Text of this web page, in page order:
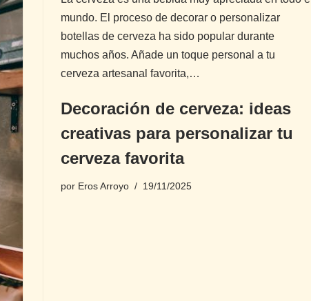
mundo. El proceso de decorar o personalizar
botellas de cerveza ha sido popular durante
muchos años. Añade un toque personal a tu
cerveza artesanal favorita,…
Decoración de cerveza: ideas
creativas para personalizar tu
cerveza favorita
por Eros Arroyo 19/11/2025